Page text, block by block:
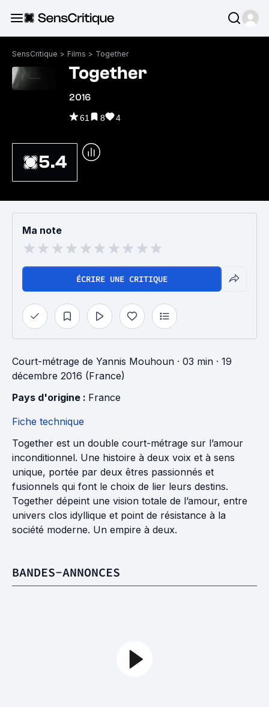
SensCritique > Films > Together
Together
2016
61 8 4
5.4
Ma note
ÉCRIRE UNE CRITIQUE
Court-métrage de Yannis Mouhoun · 03 min · 19
décembre 2016 (France)
Pays d'origine : France
Fiche technique
Together est un double court-métrage sur l’amour
inconditionnel. Une histoire à deux voix et à sens
unique, portée par deux êtres passionnés et
fusionnels qui font le choix de lier leurs destins.
Together dépeint une vision totale de l’amour, entre
univers clos idyllique et point de résistance à la
société moderne. Un empire à deux.
BANDES-ANNONCES